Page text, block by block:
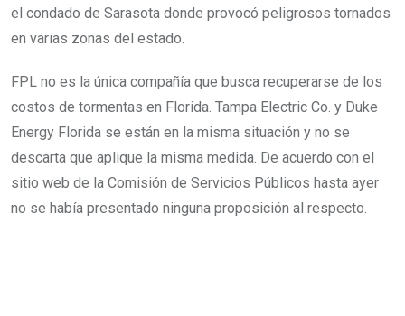
el condado de Sarasota donde provocó peligrosos tornados
en varias zonas del estado.
FPL no es la única compañía que busca recuperarse de los
costos de tormentas en Florida. Tampa Electric Co. y Duke
Energy Florida se están en la misma situación y no se
descarta que aplique la misma medida. De acuerdo con el
sitio web de la Comisión de Servicios Públicos hasta ayer
no se había presentado ninguna proposición al respecto.